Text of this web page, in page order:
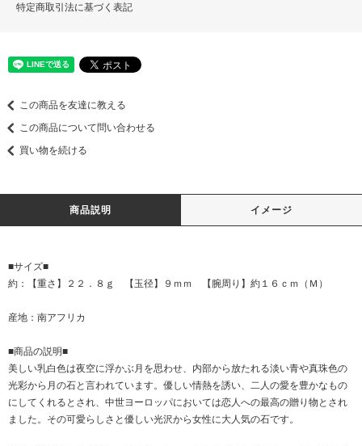
特定商取引法に基づく表記
この商品を友達に教える
この商品について問い合わせる
買い物を続ける
商品説明 イメージ
■サイズ■
約：【重さ】２２．８ｇ 【玉径】９ｍｍ 【腕周り】約１６ｃｍ（Ｍ）
産地：南アフリカ
■商品の説明■
美しい乳白色は夜空に浮かぶ月を思わせ、内部から放たれる淡い青や真珠色の
光彩から月の石と言われています。優しい情熱を誘い、二人の愛を豊かなもの
にしてくれるとされ、中世ヨーロッパにおいては恋人への最高の贈り物とされ
ました。その可愛らしさと優しい光沢から女性に大人気の石です。